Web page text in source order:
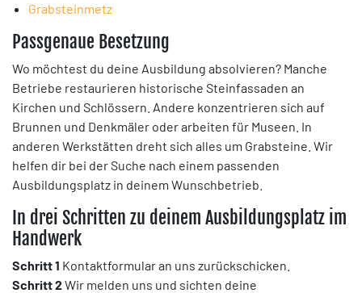
Grabsteinmetz
Passgenaue Besetzung
Wo möchtest du deine Ausbildung absolvieren? Manche
Betriebe restaurieren historische Steinfassaden an
Kirchen und Schlössern. Andere konzentrieren sich auf
Brunnen und Denkmäler oder arbeiten für Museen. In
anderen Werkstätten dreht sich alles um Grabsteine. Wir
helfen dir bei der Suche nach einem passenden
Ausbildungsplatz in deinem Wunschbetrieb.
In drei Schritten zu deinem Ausbildungsplatz im
Handwerk
Schritt 1 Kontaktformular an uns zurückschicken.
Schritt 2Wir melden uns und sichten deine